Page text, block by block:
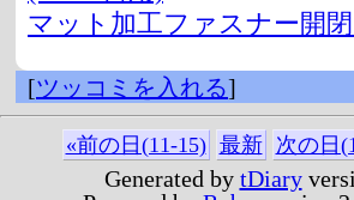
マット加工ファスナー開
[ツッコミを入れる]
«前の日(11-15) 最新 次の日
Generated by tDiary